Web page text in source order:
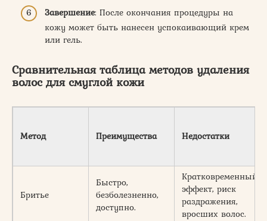
Завершение: После окончания процедуры на
кожу может быть нанесен успокаивающий крем
или гель.
Сравнительная таблица методов удаления
волос для смуглой кожи
Метод Преимущества Недостатки
Бритье
Быстро,
безболезненно,
доступно.
Кратковременный
эффект, риск
раздражения,
вросших волос.